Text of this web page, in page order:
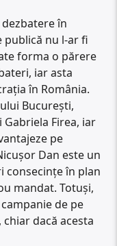
în
publică nu l-ar fi
forma o părere
iar asta
în România.
București,
Firea, iar
pe
Dan este un
consecințe în plan
mandat. Totuși,
de pe
dacă acesta